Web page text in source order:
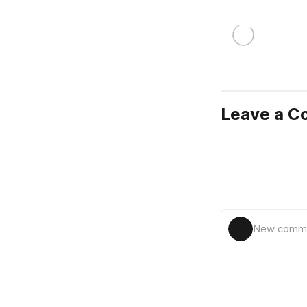
Leave a